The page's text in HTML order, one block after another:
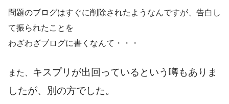
問題のブログはすぐに削除されたようなんですが、告白し
て振られたことを
わざわざブログに書くなんて・・・
また、
キスプリが出回っているという噂もありま
したが、別の方でした。